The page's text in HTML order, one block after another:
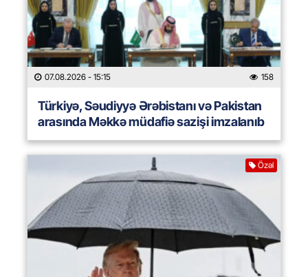
07.08.2026 - 15:15 158
Türkiyə, Səudiyyə Ərəbistanı və Pakistan
arasında Məkkə müdafiə sazişi imzalanıb
Özəl